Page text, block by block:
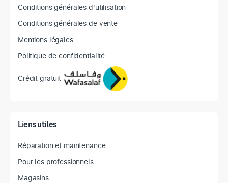
Conditions générales d'utilisation
Conditions générales de vente
Mentions légales
Politique de confidentialité
Crédit gratuit
Liens utiles
Réparation et maintenance
Pour les professionnels
Magasins